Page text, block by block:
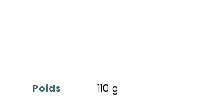
Poids
110 g